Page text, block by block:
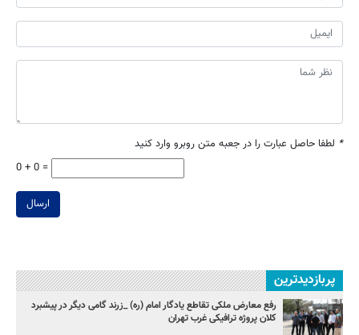
* لطفا حاصل عبارت را در جعبه متن روبرو وارد کنید
0 + 0 =
ارسال
پربازدیدترین
رفع معارض ملکی تقاطع یادگار امام (ره) _زرند گامی دیگر در پیشبرد
کلان پروژه‌ ترافیکی غرب تهران